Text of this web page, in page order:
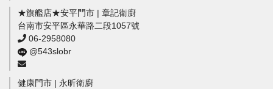
★旗艦店★安平門市 | 章記衛廚
台南市安平區永華路二段1057號
06-2958080
@543slobr
健康門市 | 永昕衛廚